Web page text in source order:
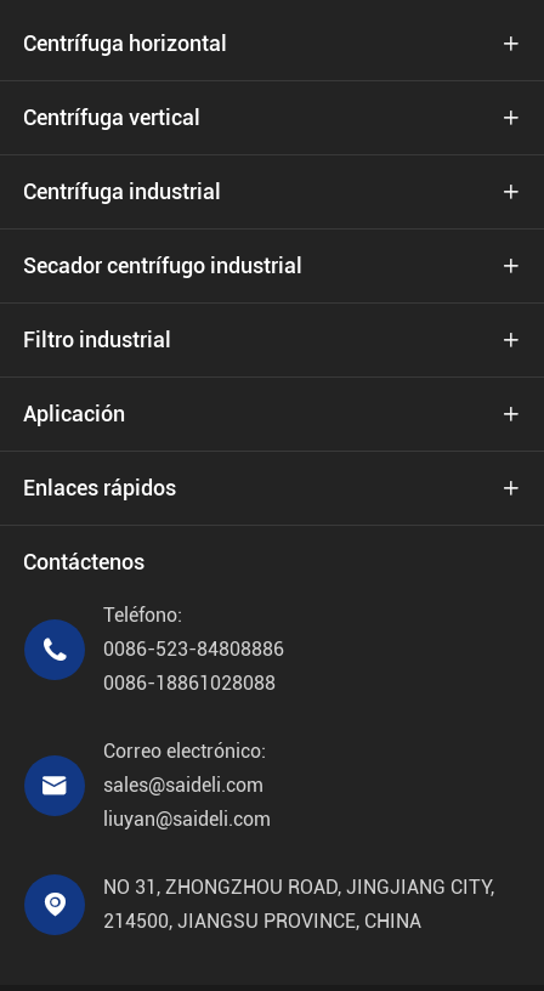
Centrífuga horizontal 
Centrífuga vertical 
Centrífuga industrial 
Secador centrífugo industrial 
Filtro industrial 
Aplicación 
Enlaces rápidos 
Contáctenos

Teléfono:
0086-523-84808886
0086-18861028088

Correo electrónico:
sales@saideli.com
liuyan@saideli.com

NO 31, ZHONGZHOU ROAD, JINGJIANG CITY,
214500, JIANGSU PROVINCE, CHINA